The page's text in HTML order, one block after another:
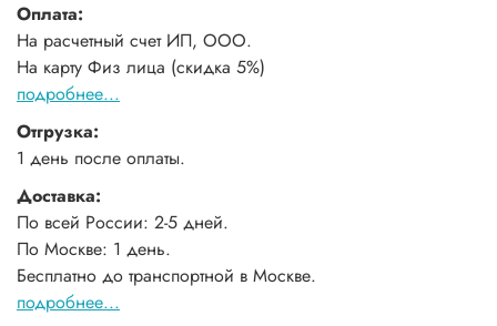
Оплата:
На расчетный счет ИП, ООО.
На карту Физ лица (скидка 5%)
подробнее...
Отгрузка:
1 день после оплаты.
Доставка:
По всей России: 2-5 дней.
По Москве: 1 день.
Бесплатно до транспортной в Москве.
подробнее...